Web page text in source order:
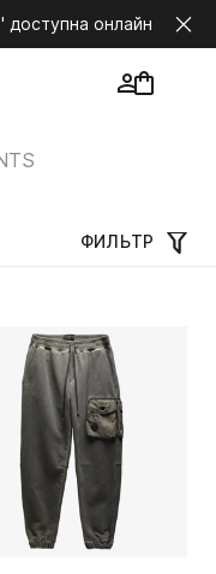
доступна онлайн
ФИЛЬТР